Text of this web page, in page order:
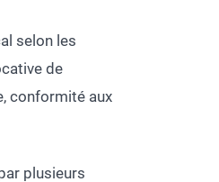
selon les
de
conformité aux
plusieurs